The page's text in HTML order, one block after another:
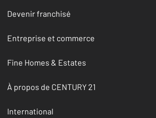
Devenir franchisé
Entreprise et commerce
Fine Homes & Estates
À propos de CENTURY 21
International